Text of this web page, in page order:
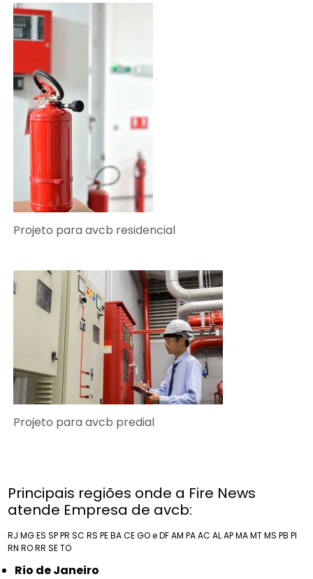
Projeto para avcb residencial
Projeto para avcb predial
Principais regiões onde a Fire News
atende Empresa de avcb:
RJ MGES SPPR SC RS PEBACEGO e DFAM PAAC ALAPMAMTMS PB PI
RN RORR SETO
Rio de Janeiro